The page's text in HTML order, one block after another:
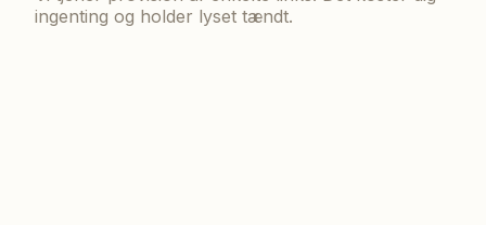
ingenting og holder lyset tændt.